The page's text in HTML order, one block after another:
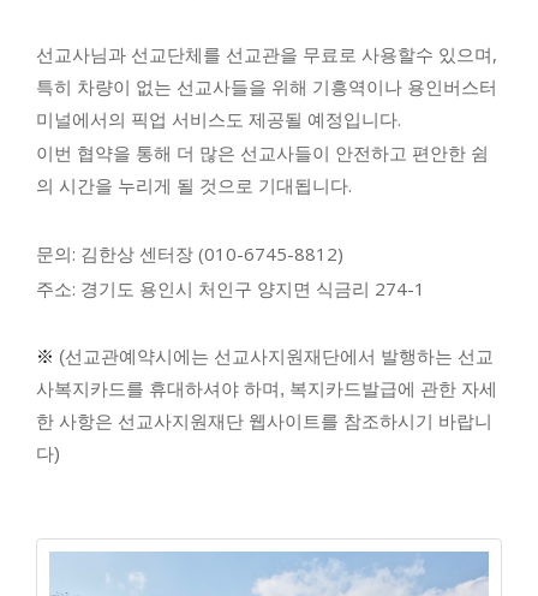
선교사님과 선교단체를 선교관을 무료로 사용할수 있으며,
특히 차량이 없는 선교사들을 위해 기흥역이나 용인버스터
미널에서의 픽업 서비스도 제공될 예정입니다.
이번 협약을 통해 더 많은 선교사들이 안전하고 편안한 쉼
의 시간을 누리게 될 것으로 기대됩니다.
문의: 김한상 센터장 (010-6745-8812)
주소: 경기도 용인시 처인구 양지면 식금리 274-1
※ (선교관예약시에는 선교사지원재단에서 발행하는 선교
사복지카드를 휴대하셔야 하며, 복지카드발급에 관한 자세
한 사항은 선교사지원재단 웹사이트를 참조하시기 바랍니
다)